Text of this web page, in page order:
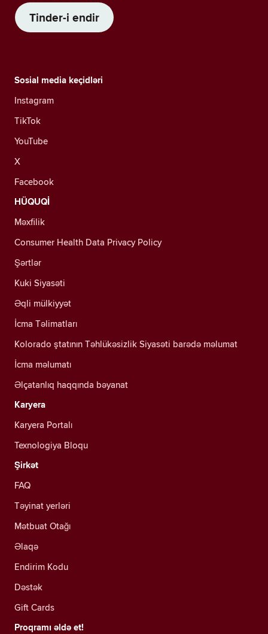
Tinder-i endir
Sosial media keçidləri
Instagram
TikTok
YouTube
X
Facebook
HÜQUQİ
Məxfilik
Consumer Health Data Privacy Policy
Şərtlər
Kuki Siyasəti
Əqli mülkiyyət
İcma Təlimatları
Kolorado ştatının Təhlükəsizlik Siyasəti barədə məlumat
İcma məlumatı
Əlçatanlıq haqqında bəyanat
Karyera
Karyera Portalı
Texnologiya Bloqu
Şirkət
FAQ
Təyinat yerləri
Mətbuat Otağı
Əlaqə
Endirim Kodu
Dəstək
Gift Cards
Proqramı əldə et!